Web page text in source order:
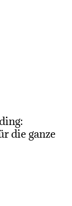
die ganze